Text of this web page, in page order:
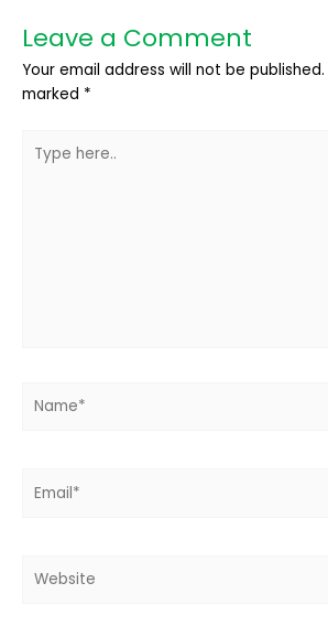
Leave a Comment
Your email address will not be published.
marked *
here..